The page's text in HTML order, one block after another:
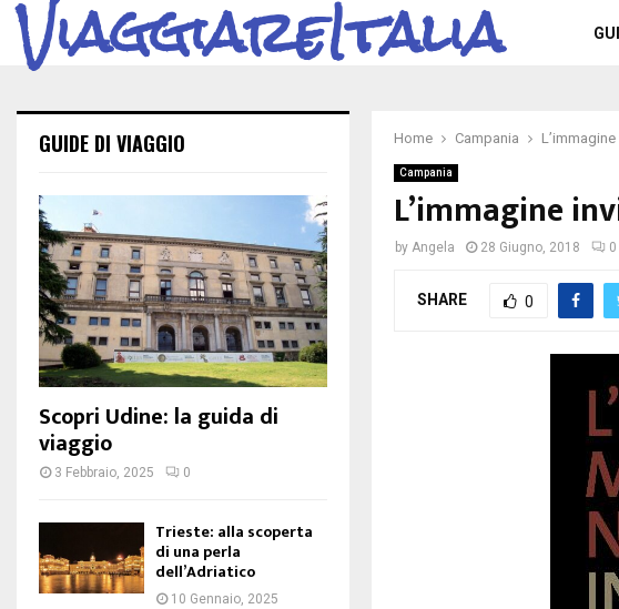
ViaggiareItalia
Home Campania
Campania
L’immagine
by Angela 28 Giugno, 2018 0
SHARE 0
GUIDE DI VIAGGIO
Scopri Udine: la guida di
viaggio
3 Febbraio, 2025 0
Trieste: alla scoperta
di una perla
dell’Adriatico
10 Gennaio, 2025